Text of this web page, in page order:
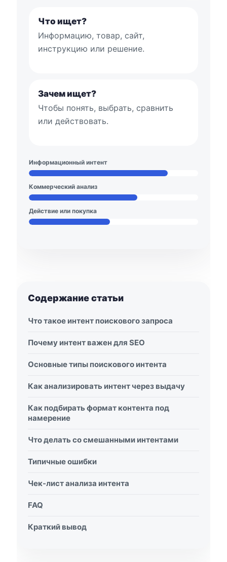
Что ищет?
Информацию, товар, сайт,
инструкцию или решение.
Зачем ищет?
Чтобы понять, выбрать, сравнить
или действовать.
Информационный интент
Коммерческий анализ
Действие или покупка
Содержание статьи
Что такое интент поискового запроса
Почему интент важен для SEO
Основные типы поискового интента
Как анализировать интент через выдачу
Как подбирать формат контента под
намерение
Что делать со смешанными интентами
Типичные ошибки
Чек-лист анализа интента
FAQ
Краткий вывод